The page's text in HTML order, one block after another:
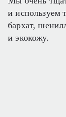
и используем
бархат,
и экокожу.